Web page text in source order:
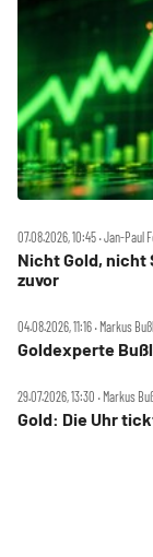
07.08.2026, 10:45 ‧ Jan-Paul
Nicht Gold, nicht
zuvor
04.08.2026, 11:16 ‧ Markus
Goldexperte
29.07.2026, 13:30 ‧ Markus
Gold: Die Uhr